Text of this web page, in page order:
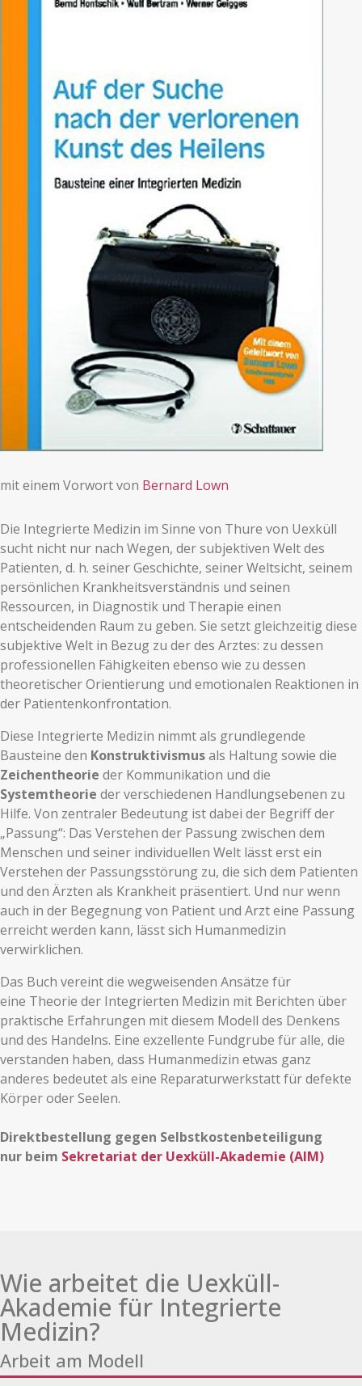
mit einem Vorwort von Bernard Lown
Die Integrierte Medizin im Sinne von Thure von Uexküll
sucht nicht nur nach Wegen, der subjektiven Welt des
Patienten, d. h. seiner Geschichte, seiner Weltsicht, seinem
persönlichen Krankheitsverständnis und seinen
Ressourcen, in Diagnostik und Therapie einen
entscheidenden Raum zu geben. Sie setzt gleichzeitig diese
subjektive Welt in Bezug zu der des Arztes: zu dessen
professionellen Fähigkeiten ebenso wie zu dessen
theoretischer Orientierung und emotionalen Reaktionen in
der Patientenkonfrontation.
Diese Integrierte Medizin nimmt als grundlegende
Bausteine den Konstruktivismusals Haltung sowie die
Zeichentheorie der Kommunikation und die
Systemtheorie der verschiedenen Handlungsebenen zu
Hilfe. Von zentraler Bedeutung ist dabei der Begriff der
„Passung“: Das Verstehen der Passung zwischen dem
Menschen und seiner individuellen Welt lässt erst ein
Verstehen der Passungsstörung zu, die sich dem Patienten
und den Ärzten als Krankheit präsentiert. Und nur wenn
auch in der Begegnung von Patient und Arzt eine Passung
erreicht werden kann, lässt sich Humanmedizin
verwirklichen.
Das Buch vereint die wegweisenden Ansätze für
eine Theorie der Integrierten Medizin mit Berichten über
praktische Erfahrungen mit diesem Modell des Denkens
und des Handelns. Eine exzellente Fundgrube für alle, die
verstanden haben, dass Humanmedizin etwas ganz
anderes bedeutet als eine Reparaturwerkstatt für defekte
Körper oder Seelen.
Direktbestellung gegen Selbstkostenbeteiligung
nur beim Sekretariat der Uexküll-Akademie (AIM)
Wie arbeitet die Uexküll-
Akademie für Integrierte
Medizin?
Arbeit am Modell